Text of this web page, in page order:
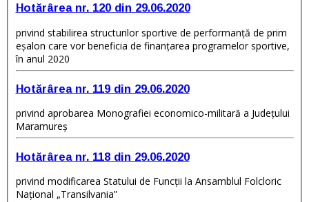
Hotărârea nr. 120 din 29.06.2020
privind stabilirea structurilor sportive de performanţă de prim
eşalon care vor beneficia de finanţarea programelor sportive,
în anul 2020
Hotărârea nr. 119 din 29.06.2020
privind aprobarea Monografiei economico-militară a Judeţului
Maramureş
Hotărârea nr. 118 din 29.06.2020
privind modificarea Statului de Funcţii la Ansamblul Folcloric
Naţional „Transilvania”